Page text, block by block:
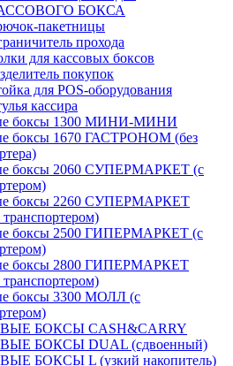
БОКСА
пакетницы
прохода
для кассовых боксов
покупок
для POS-оборудования
кассира
боксы 1300 МИНИ-МИНИ
боксы 1670 ГАСТРОНОМ (без
боксы 2060 СУПЕРМАРКЕТ (с
боксы 2260 СУПЕРМАРКЕТ
боксы 2500 ГИПЕРМАРКЕТ (с
боксы 2800 ГИПЕРМАРКЕТ
боксы 3300 МОЛЛ (с
БОКСЫ CASH&CARRY
БОКСЫ DUAL (сдвоенный)
БОКСЫ L (узкий накопитель)